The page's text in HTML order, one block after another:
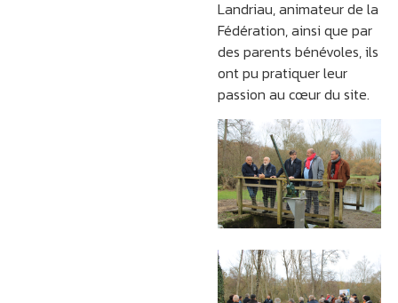
Landriau, animateur de la
Fédération, ainsi que par
des parents bénévoles, ils
ont pu pratiquer leur
passion au cœur du site.